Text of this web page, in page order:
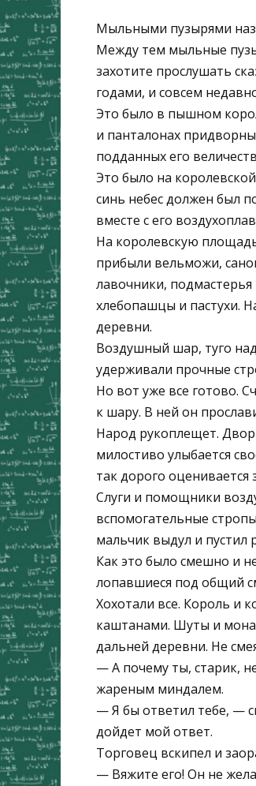
Мыльными пузырями
Между тем мыльные
захотите прослушать
годами, и совсем
Это было в пышном
и панталонах
подданных его
Это было на
синь небес должен был
вместе с его
На королевскую
прибыли вельможи,
лавочники,
хлебопашцы и пастухи.
деревни.
Воздушный шар, туго
удерживали прочные
Но вот уже все готово.
к шару. В ней он
Народ рукоплещет.
милостиво улыбается
так дорого оценивается
Слуги и помощники
вспомогательные
мальчик выдул и
Как это было смешно и
лопавшиеся под общий
Хохотали все. Король и
каштанами. Шуты и
дальней деревни. Не
— А почему ты, старик,
жареным миндалем.
— Я бы ответил тебе, —
дойдет мой ответ.
Торговец вскипел и
— Вяжите его! Он не